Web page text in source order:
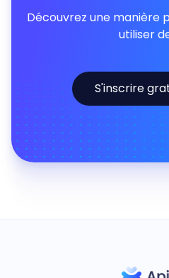
Découvrez une manière
utiliser
S'inscrire